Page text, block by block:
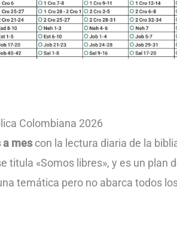
Colombiana 2026
a mescon la lectura diaria de la
titula «Somos libres», y es un plan
temática pero no abarca todos